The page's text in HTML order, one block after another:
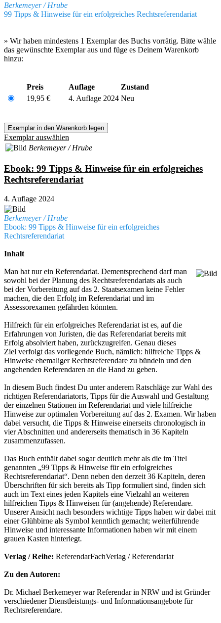
Berkemeyer / Hrube
99 Tipps & Hinweise für ein erfolgreiches Rechtsreferendariat
» Wir haben mindestens 1 Exemplar des Buchs vorrätig. Bitte wähle
das gewünschte Exemplar aus und füge es Deinem Warenkorb
hinzu:
Preis Auflage
Zustand
19,95 €
4. Auflage 2024 Neu
Exemplar auswählen
Berkemeyer / Hrube
Ebook: 99 Tipps & Hinweise für ein erfolgreiches
Rechtsreferendariat
4. Auflage 2024
Berkemeyer / Hrube
Ebook: 99 Tipps & Hinweise für ein erfolgreiches
Rechtsreferendariat
Inhalt
Man hat nur ein Referendariat. Dementsprechend darf man
sowohl bei der Planung des Rechtsreferendariats als auch
bei der Vorbereitung auf das 2. Staatsexamen keine Fehler
machen, die den Erfolg im Referendariat und im
Assessorexamen gefährden könnten.
Hilfreich für ein erfolgreiches Referendariat ist es, auf die
Erfahrungen von Juristen, die das Referendariat bereits mit
Erfolg absolviert haben, zurückzugreifen. Genau dieses
Ziel verfolgt das vorliegende Buch, nämlich: hilfreiche Tipps &
Hinweise ehemaliger Rechtsreferendare zu bündeln und den
angehenden Referendaren an die Hand zu geben.
In diesem Buch findest Du unter anderem Ratschläge zur Wahl des
richtigen Referendariatorts, Tipps für die Auswahl und Gestaltung
der einzelnen Stationen im Referendariat und viele hilfreiche
Hinweise zur optimalen Vorbereitung auf das 2. Examen. Wir haben
dabei versucht, die Tipps & Hinweise einerseits chronologisch in
vier Abschnitten und andererseits thematisch in 36 Kapiteln
zusammenzufassen.
Das Buch enthält dabei sogar deutlich mehr als die im Titel
genannten „99 Tipps & Hinweise für ein erfolgreiches
Rechtsreferendariat“. Denn neben den derzeit 36 Kapiteln, deren
Überschriften für sich bereits als Tipp formuliert sind, finden sich
auch im Text eines jeden Kapitels eine Vielzahl an weiteren
hilfreichen Tipps & Hinweisen für (angehende) Referendare.
Unserer Ansicht nach besonders wichtige Tipps haben wir dabei mit
einer Glühbirne als Symbol kenntlich gemacht; weiterführende
Hinweise und interessante Informationen haben wir mit einem
grauen Kasten hinterlegt.
Verlag / Reihe: ReferendarFachVerlag / Referendariat
Zu den Autoren:
Dr. Michael Berkemeyer war Referendar in NRW und ist Gründer
verschiedener Dienstleistungs- und Informationsangebote für
Rechtsreferendare.